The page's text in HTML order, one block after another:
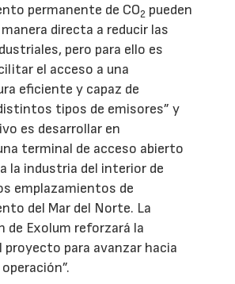
permanente de CO2 pueden
directa a reducir las
pero para ello es
el acceso a una
eficiente y capaz de
tipos de emisores” y
es desarrollar en
terminal de acceso abierto
la industria del interior de
emplazamientos de
del Mar del Norte. La
de Exolum reforzará la
proyecto para avanzar hacia